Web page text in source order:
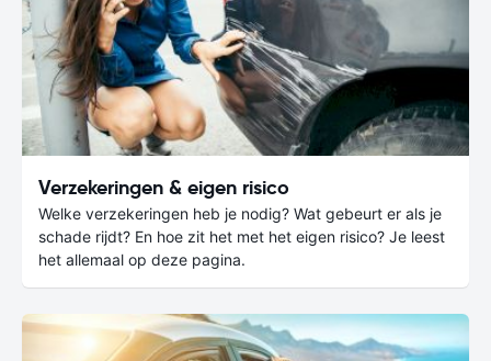
Verzekeringen & eigen risico
Welke verzekeringen heb je nodig? Wat gebeurt er als je
schade rijdt? En hoe zit het met het eigen risico? Je leest
het allemaal op deze pagina.